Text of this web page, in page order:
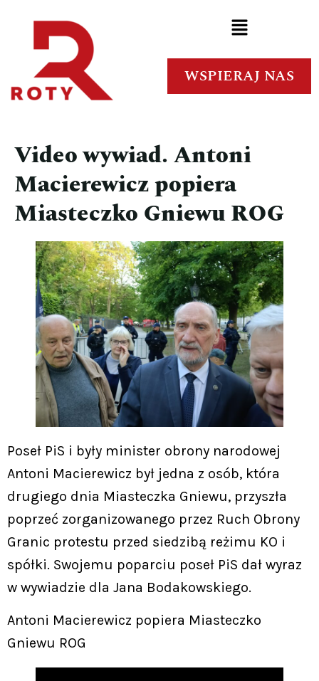
WSPIERAJ NAS
Video wywiad. Antoni
Macierewicz popiera
Miasteczko Gniewu ROG
Poseł PiS i były minister obrony narodowej
Antoni Macierewicz był jedna z osób, która
drugiego dnia Miasteczka Gniewu, przyszła
poprzeć zorganizowanego przez Ruch Obrony
Granic protestu przed siedzibą reżimu KO i
spółki. Swojemu poparciu poseł PiS dał wyraz
w wywiadzie dla Jana Bodakowskiego.
Antoni Macierewicz popiera Miasteczko
Gniewu ROG